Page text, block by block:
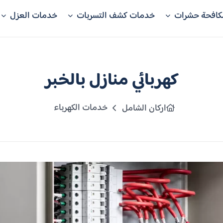
حشرات خدمات كشف التسربات خدمات العزل
كهربائي منازل بالخبر
اركان الشامل خدمات الكهرباء